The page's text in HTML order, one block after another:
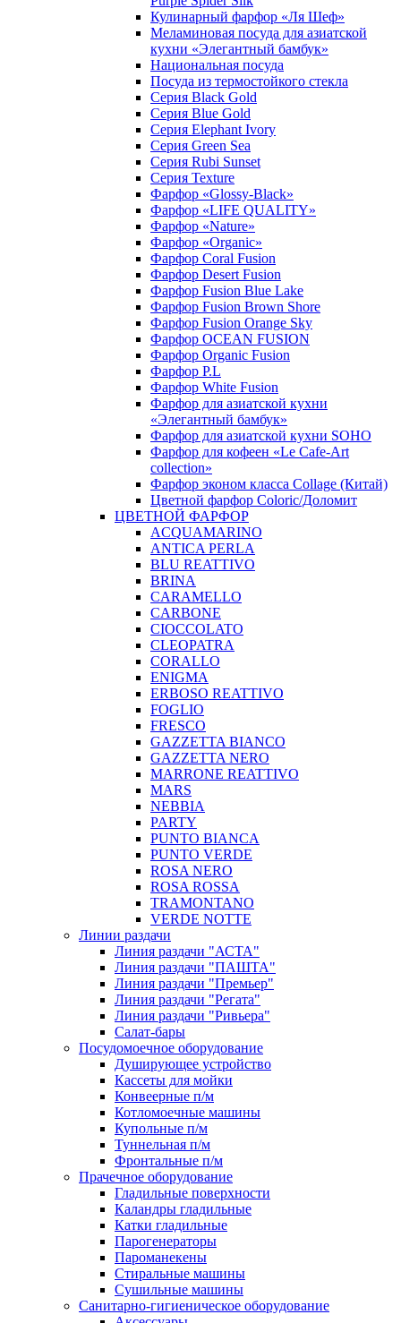
Кулинарный фарфор «Ля Шеф»
Меламиновая посуда для азиатской
кухни «Элегантный бамбук»
Национальная посуда
Посуда из термостойкого стекла
Серия Black Gold
Серия Blue Gold
Серия Elephant Ivory
Серия Green Sea
Серия Rubi Sunset
Серия Texture
Фарфор «Glossy-Black»
Фарфор «LIFE QUALITY»
Фарфор «Nature»
Фарфор «Organic»
Фарфор Coral Fusion
Фарфор Desert Fusion
Фарфор Fusion Blue Lake
Фарфор Fusion Brown Shore
Фарфор Fusion Orange Sky
Фарфор OCEAN FUSION
Фарфор Organic Fusion
Фарфор P.L
Фарфор White Fusion
Фарфор для азиатской кухни
«Элегантный бамбук»
Фарфор для азиатской кухни SOHO
Фарфор для кофеен «Le Cafe-Art
collection»
Фарфор эконом класса Collage (Китай)
Цветной фарфор Coloric/Доломит
ЦВЕТНОЙ ФАРФОР
ACQUAMARINO
ANTICA PERLA
BLU REATTIVO
BRINA
CARAMELLO
CARBONE
CIOCCOLATO
CLEOPATRA
CORALLO
ENIGMA
ERBOSO REATTIVO
FOGLIO
FRESCO
GAZZETTA BIANCO
GAZZETTA NERO
MARRONE REATTIVO
MARS
NEBBIA
PARTY
PUNTO BIANCA
PUNTO VERDE
ROSA NERO
ROSA ROSSA
TRAMONTANO
VERDE NOTTE
Линии раздачи
Линия раздачи "АСТА"
Линия раздачи "ПАШТА"
Линия раздачи "Премьер"
Линия раздачи "Регата"
Линия раздачи "Ривьера"
Салат-бары
Посудомоечное оборудование
Душирующее устройство
Кассеты для мойки
Конвеерные п/м
Котломоечные машины
Купольные п/м
Туннельная п/м
Фронтальные п/м
Прачечное оборудование
Гладильные поверхности
Каландры гладильные
Катки гладильные
Парогенераторы
Пароманекены
Стиральные машины
Сушильные машины
Санитарно-гигиеническое оборудование